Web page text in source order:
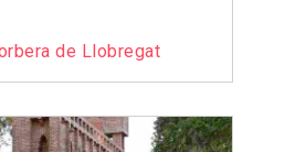
de Llobregat